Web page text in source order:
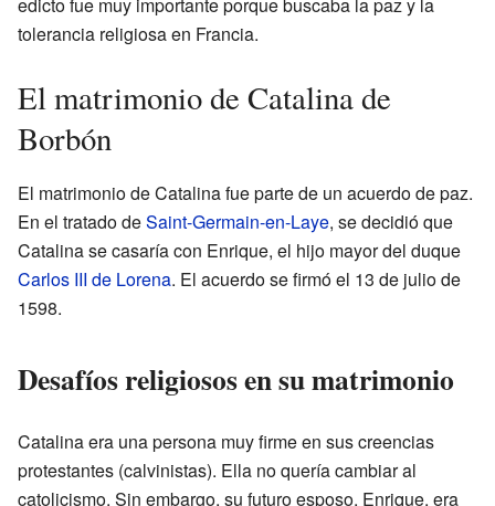
edicto fue muy importante porque buscaba la paz y la
tolerancia religiosa en Francia.
El matrimonio de Catalina de
Borbón
El matrimonio de Catalina fue parte de un acuerdo de paz.
En el tratado deSaint-Germain-en-Laye, se decidió que
Catalina se casaría con Enrique, el hijo mayor del duque
Carlos III de Lorena. El acuerdo se firmó el 13 de julio de
1598.
Desafíos religiosos en su matrimonio
Catalina era una persona muy firme en sus creencias
protestantes (calvinistas). Ella no quería cambiar al
catolicismo. Sin embargo, su futuro esposo, Enrique, era